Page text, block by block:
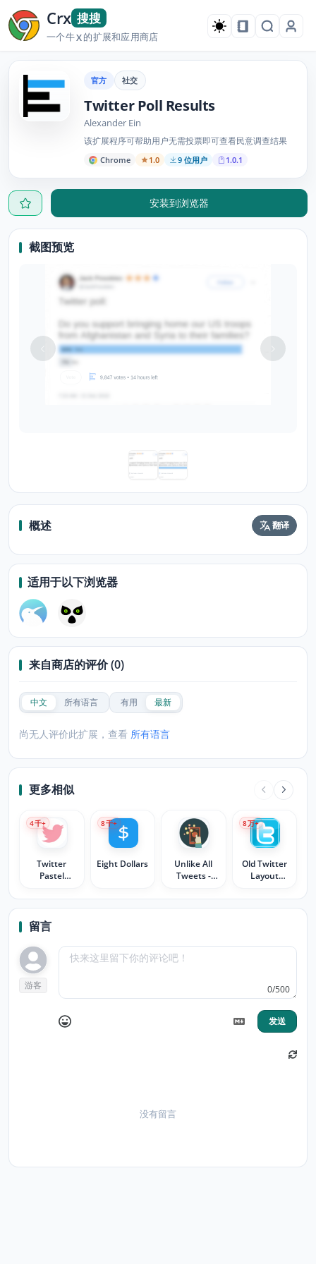
Crx 搜搜
一个牛X的扩展和应用商店
官方 社交
Twitter Poll Results
Alexander Ein
该扩展程序可帮助用户无需投票即可查看民意调查结果
Chrome 1.0 9 位用户 1.0.1
安装到浏览器
截图预览
概述 翻译
适用于以下浏览器
来自商店的评价 (0)
中文 所有语言 有用 最新
尚无人评价此扩展，查看 所有语言
更多相似
Twitter
Pastel
4千+
Eight Dollars
8千+
Unlike All
Tweets -
Old Twitter
Layout
8万+
留言
游客 0/500
发送
没有留言